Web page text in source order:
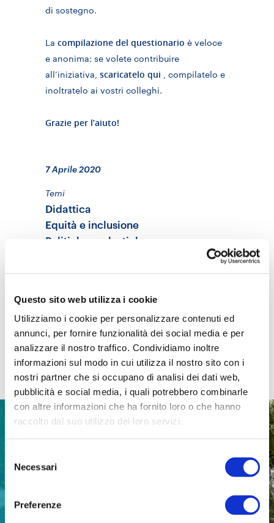
Questo sito web utilizza i cookie
Utilizziamo i cookie per personalizzare contenuti ed
annunci, per fornire funzionalità dei social media e per
analizzare il nostro traffico. Condividiamo inoltre
informazioni sul modo in cui utilizza il nostro sito con i
nostri partner che si occupano di analisi dei dati web,
pubblicità e social media, i quali potrebbero combinarle
con altre informazioni che ha fornito loro o che hanno
raccolto dal suo utilizzo dei loro servizi.
delNecessari
Preferenze
di sostegno.
La compilazione del questionario è veloce
e anonima: se volete contribuire
all’iniziativa, scaricatelo qui
compilatelo e
inoltratelo ai vostri colleghi.
Grazie per l’aiuto!
7 Aprile 2020
Temi
Didattica
Equità e inclusione
Politiche scolastiche
disabilità
Contenuti correlati
NEWS
13 luglio 2026